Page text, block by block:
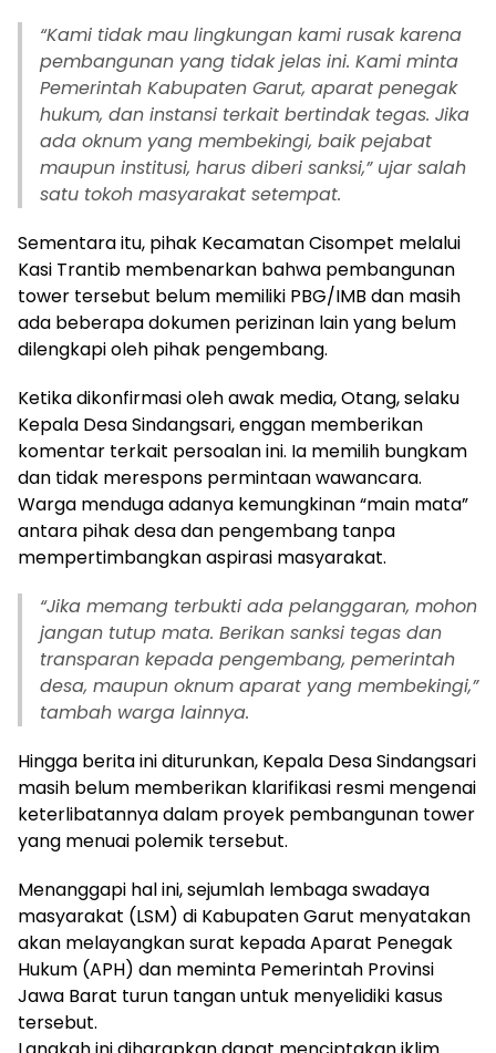
“Kami tidak mau lingkungan kami rusak karena
pembangunan yang tidak jelas ini. Kami minta
Pemerintah Kabupaten Garut, aparat penegak
hukum, dan instansi terkait bertindak tegas. Jika
ada oknum yang membekingi, baik pejabat
maupun institusi, harus diberi sanksi,” ujar salah
satu tokoh masyarakat setempat.
Sementara itu, pihak Kecamatan Cisompet melalui
Kasi Trantib membenarkan bahwa pembangunan
tower tersebut belum memiliki PBG/IMB dan masih
ada beberapa dokumen perizinan lain yang belum
dilengkapi oleh pihak pengembang.
Ketika dikonfirmasi oleh awak media, Otang, selaku
Kepala Desa Sindangsari, enggan memberikan
komentar terkait persoalan ini. Ia memilih bungkam
dan tidak merespons permintaan wawancara.
Warga menduga adanya kemungkinan “main mata”
antara pihak desa dan pengembang tanpa
mempertimbangkan aspirasi masyarakat.
“Jika memang terbukti ada pelanggaran, mohon
jangan tutup mata. Berikan sanksi tegas dan
transparan kepada pengembang, pemerintah
desa, maupun oknum aparat yang membekingi,”
tambah warga lainnya.
Hingga berita ini diturunkan, Kepala Desa Sindangsari
masih belum memberikan klarifikasi resmi mengenai
keterlibatannya dalam proyek pembangunan tower
yang menuai polemik tersebut.
Menanggapi hal ini, sejumlah lembaga swadaya
masyarakat (LSM) di Kabupaten Garut menyatakan
akan melayangkan surat kepada Aparat Penegak
Hukum (APH) dan meminta Pemerintah Provinsi
Jawa Barat turun tangan untuk menyelidiki kasus
tersebut.